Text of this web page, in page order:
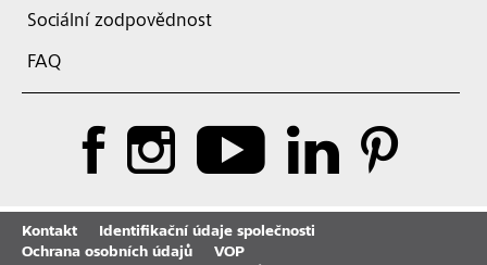
Sociální zodpovědnost
FAQ
Kontakt
Identifikační údaje společnosti
Ochrana osobních údajů
VOP